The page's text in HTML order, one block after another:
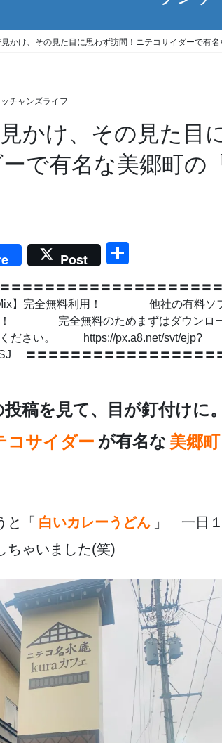
見かけ、その見た目に思わず訪問！ニテコサイダーで有
チャンズライフ
かけ、その見た目
で有名な美郷町の
Post
〓〓〓〓〓〓〓〓〓〓〓〓〓〓〓〓〓〓
Mix】完全無料利用！ 他社の有料ソ
！ 完全無料のためまずはダウンロ
ください。 https://px.a8.net/svt/ejp?
〓〓〓〓〓〓〓〓〓〓〓〓〓〓〓〓〓
稿を見て、目が釘付けに
コサイダー が有名な 美郷町
と「 白いカレーうどん 」 一日
ちゃいました(笑)